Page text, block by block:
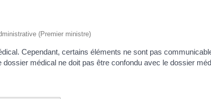
(Premier ministre)
Cependant, certains éléments ne sont pas
médical ne doit pas être confondu avec le dossier